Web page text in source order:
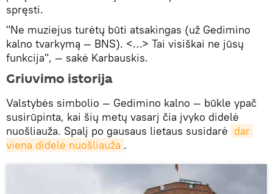
spręsti.
"Ne muziejus turėtų būti atsakingas (už Gedimino
kalno tvarkymą — BNS). <…> Tai visiškai ne jūsų
funkcija", — sakė Karbauskis.
Griuvimo istorija
Valstybės simbolio — Gedimino kalno — būkle ypač
susirūpinta, kai šių metų vasarį čia įvyko didelė
nuošliauža. Spalį po gausaus lietaus susidarė dar
viena didelė nuošliauža .